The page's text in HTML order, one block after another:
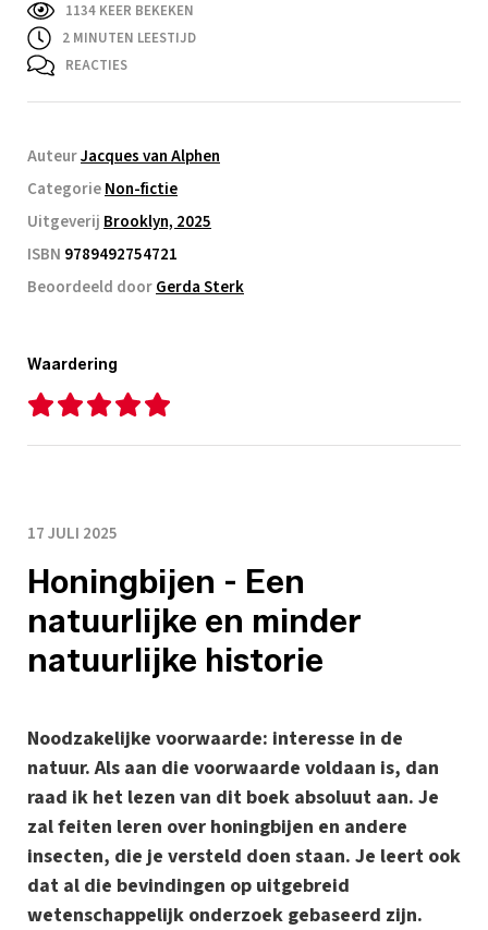
1134 KEER BEKEKEN
2 MINUTEN LEESTIJD
REACTIES
AuteurJacques van Alphen
CategorieNon-fictie
Uitgeverij Brooklyn, 2025
ISBN 9789492754721
Beoordeeld doorGerda Sterk
Waardering
17 JULI 2025
Honingbijen - Een
natuurlijke en minder
natuurlijke historie
Noodzakelijke voorwaarde: interesse in de
natuur. Als aan die voorwaarde voldaan is, dan
raad ik het lezen van dit boek absoluut aan. Je
zal feiten leren over honingbijen en andere
insecten, die je versteld doen staan. Je leert ook
dat al die bevindingen op uitgebreid
wetenschappelijk onderzoek gebaseerd zijn.